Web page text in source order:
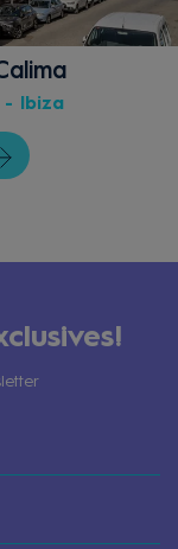
- Ibiza